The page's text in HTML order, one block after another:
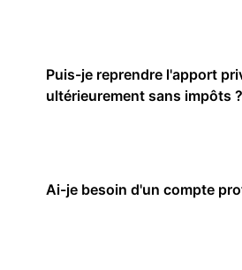
Puis-je reprendre l'apport
ultérieurement sans impôts ?
Ai-je besoin d'un compte